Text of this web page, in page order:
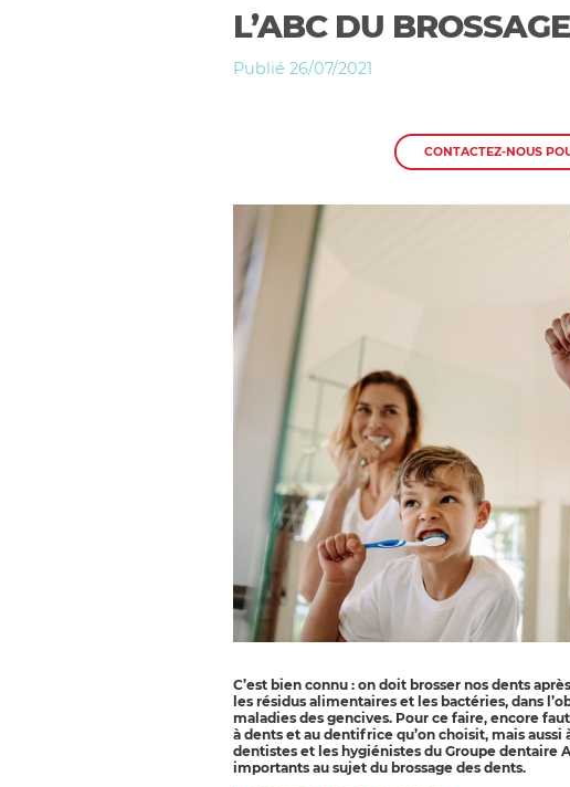
L’ABC DU
Publié 26/07/2021
CONTACTEZ-NOUS
C’est bien connu : on doit brosser nos dents
les résidus alimentaires et les bactéries, dans
maladies des gencives. Pour ce faire, encore
à dents et au dentifrice qu’on choisit, mais aussi
dentistes et les hygiénistes du Groupe dentaire
importants au sujet du brossage des dents.